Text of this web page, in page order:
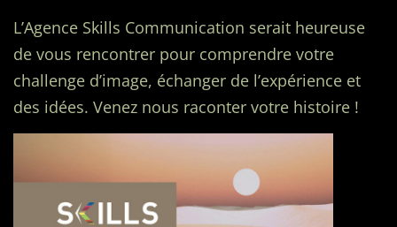
L’Agence Skills Communication serait heureuse
de vous rencontrer pour comprendre votre
challenge d’image, échanger de l’expérience et
des idées. Venez nous raconter votre histoire !